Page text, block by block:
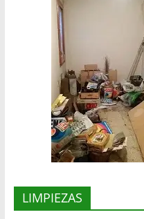
LIMPIEZAS